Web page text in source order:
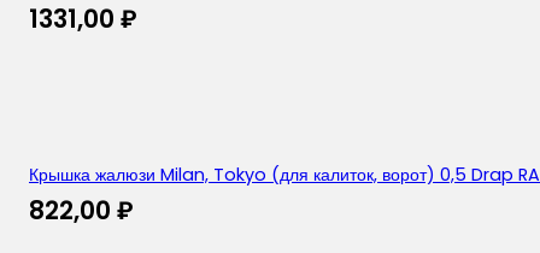
1331,00 ₽
Крышка жалюзи Milan, Tokyo (для калиток, ворот) 0,5 Drap
822,00 ₽